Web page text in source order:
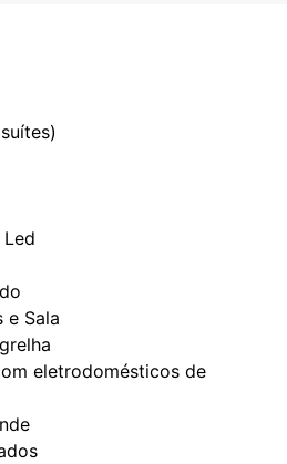
e Sala
eletrodomésticos de